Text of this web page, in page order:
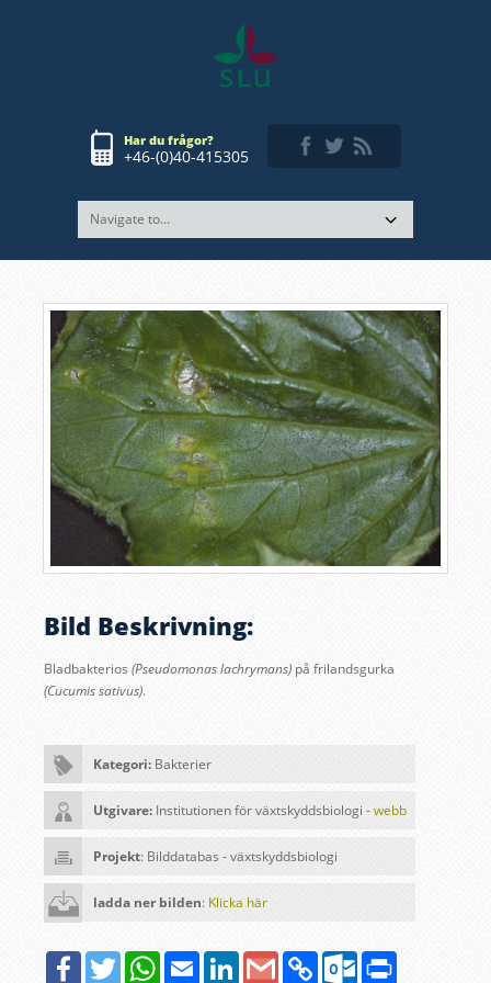
Har du frågor?
+46-(0)40-415305
Bild Beskrivning:
Bladbakterios (Pseudomonas lachrymans) på frilandsgurka
(Cucumis sativus).
Kategori: Bakterier
Utgivare: Institutionen för växtskyddsbiologi -webb
Projekt: Bilddatabas - växtskyddsbiologi
ladda ner bilden: Klicka här
FacebookTwitter WhatsAppEmail LinkedInGoogle
Gmail
Copy
Link
Outlook.com